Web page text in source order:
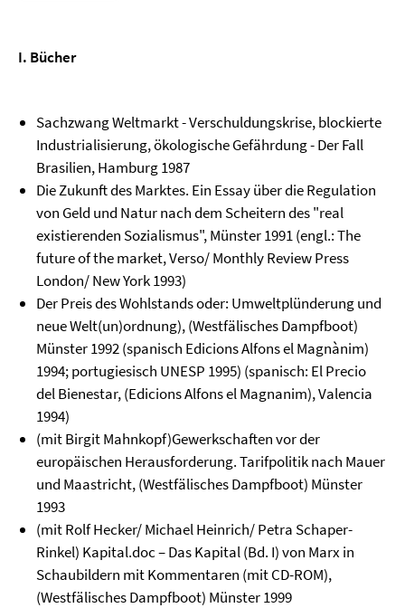
I. Bücher
Sachzwang Weltmarkt - Verschuldungskrise, blockierte
Industrialisierung, ökologische Gefährdung - Der Fall
Brasilien, Hamburg 1987
Die Zukunft des Marktes. Ein Essay über die Regulation
von Geld und Natur nach dem Scheitern des "real
existierenden Sozialismus", Münster 1991 (engl.: The
future of the market, Verso/ Monthly Review Press
London/ New York 1993)
Der Preis des Wohlstands oder: Umweltplünderung und
neue Welt(un)ordnung), (Westfälisches Dampfboot)
Münster 1992 (spanisch Edicions Alfons el Magnànim)
1994; portugiesisch UNESP 1995) (spanisch: El Precio
del Bienestar, (Edicions Alfons el Magnanim), Valencia
1994)
(mit Birgit Mahnkopf)Gewerkschaften vor der
europäischen Herausforderung. Tarifpolitik nach Mauer
und Maastricht, (Westfälisches Dampfboot) Münster
1993
(mit Rolf Hecker/ Michael Heinrich/ Petra Schaper-
Rinkel) Kapital.doc – Das Kapital (Bd. I) von Marx in
Schaubildern mit Kommentaren (mit CD-ROM),
(Westfälisches Dampfboot) Münster 1999